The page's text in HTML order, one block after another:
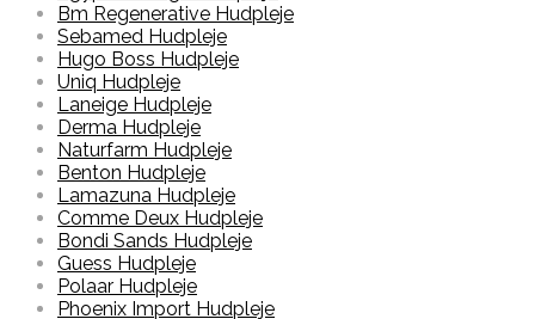
Bm Regenerative Hudpleje
Sebamed Hudpleje
Hugo Boss Hudpleje
Uniq Hudpleje
Laneige Hudpleje
Derma Hudpleje
Naturfarm Hudpleje
Benton Hudpleje
Lamazuna Hudpleje
Comme Deux Hudpleje
Bondi Sands Hudpleje
Guess Hudpleje
Polaar Hudpleje
Phoenix Import Hudpleje